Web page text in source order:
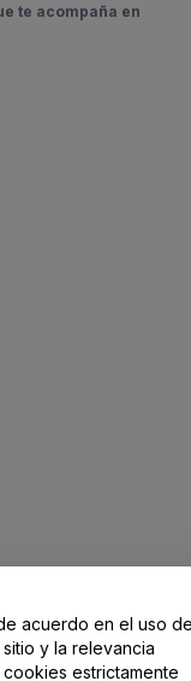
te acompaña en
acuerdo en el uso
y la relevancia
estrictamente